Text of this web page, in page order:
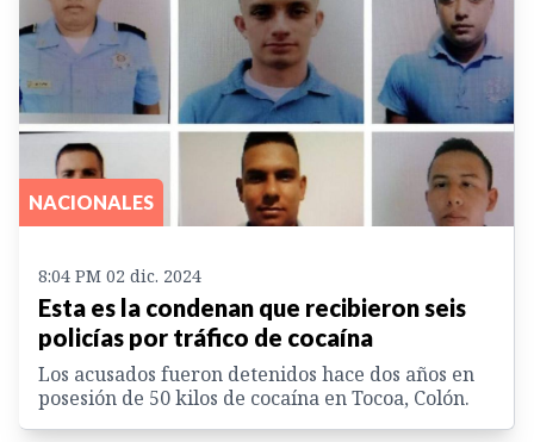
NACIONALES
8:04 PM 02 dic. 2024
Esta es la condenan que recibieron seis
policías por tráfico de cocaína
Los acusados fueron detenidos hace dos años en
posesión de 50 kilos de cocaína en Tocoa, Colón.